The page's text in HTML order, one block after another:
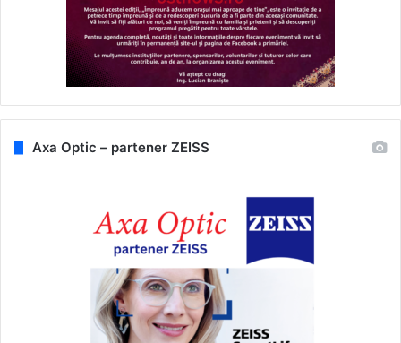
Axa Optic – partener ZEISS